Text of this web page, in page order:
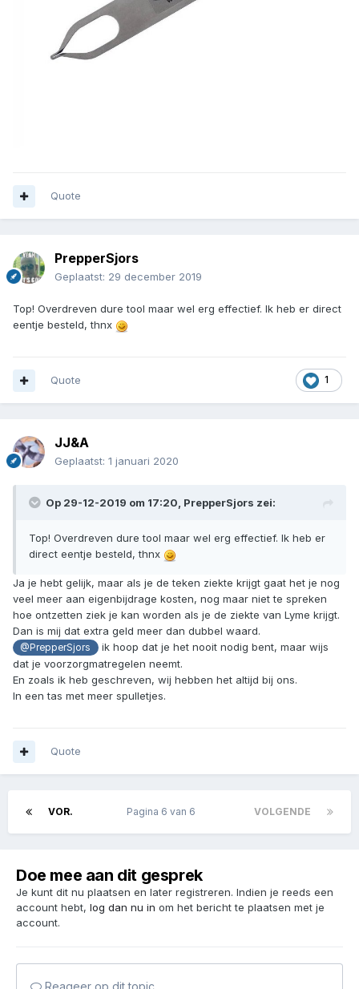
Quote
PrepperSjors
Geplaatst: 29 december 2019
Top! Overdreven dure tool maar wel erg effectief. Ik heb er direct
eentje besteld, thnx
1
Quote
JJ&A
Geplaatst: 1 januari 2020
Op 29-12-2019 om 17:20, PrepperSjors zei:
Top! Overdreven dure tool maar wel erg effectief. Ik heb er
direct eentje besteld, thnx
Ja je hebt gelijk, maar als je de teken ziekte krijgt gaat het je nog
veel meer aan eigenbijdrage kosten, nog maar niet te spreken
hoe ontzetten ziek je kan worden als je de ziekte van Lyme krijgt.
Dan is mij dat extra geld meer dan dubbel waard.
@PrepperSjors
ik hoop dat je het nooit nodig bent, maar wijs
dat je voorzorgmatregelen neemt.
En zoals ik heb geschreven, wij hebben het altijd bij ons.
In een tas met meer spulletjes.
Quote
VOR. VOLGENDE
Pagina 6 van 6
Doe mee aan dit gesprek
Je kunt dit nu plaatsen en later registreren. Indien je reeds een
account hebt, log dan nu in om het bericht te plaatsen met je
account.